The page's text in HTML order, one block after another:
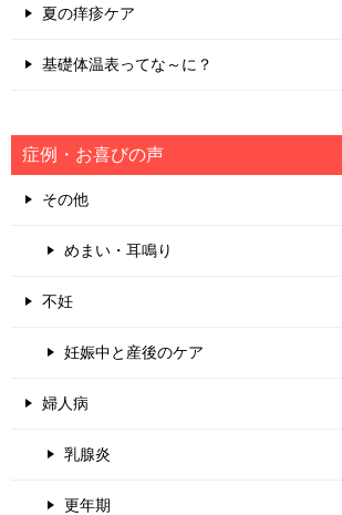
夏の痒疹ケア
基礎体温表ってな～に？
症例・お喜びの声
その他
めまい・耳鳴り
不妊
妊娠中と産後のケア
婦人病
乳腺炎
更年期